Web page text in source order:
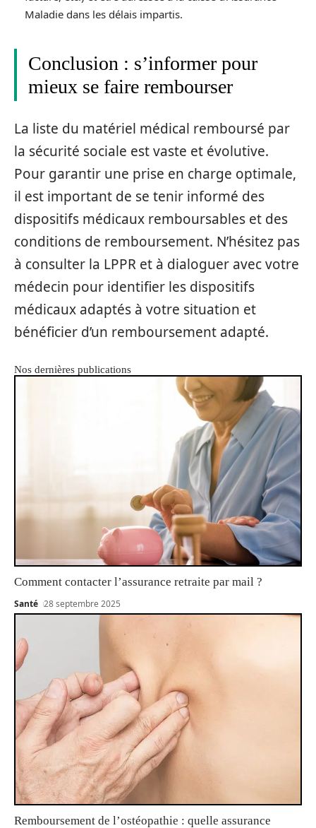
Maladie dans les délais impartis.
Conclusion : s’informer pour
mieux se faire rembourser
La liste du matériel médical remboursé par
la sécurité sociale est vaste et évolutive.
Pour garantir une prise en charge optimale,
il est important de se tenir informé des
dispositifs médicaux remboursables et des
conditions de remboursement. N’hésitez pas
à consulter la LPPR et à dialoguer avec votre
médecin pour identifier les dispositifs
médicaux adaptés à votre situation et
bénéficier d’un remboursement adapté.
Nos dernières publications
Comment contacter l’assurance retraite par mail ?
Santé 28 septembre 2025
Remboursement de l’ostéopathie : quelle assurance